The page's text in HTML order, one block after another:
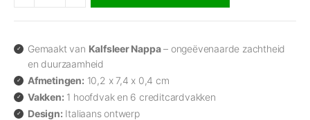
Gemaakt van Kalfsleer Nappa– ongeëvenaarde zachtheid
en duurzaamheid
Afmetingen: 10,2 x 7,4 x 0,4 cm
Vakken: 1 hoofdvak en 6 creditcardvakken
Design: Italiaans ontwerp